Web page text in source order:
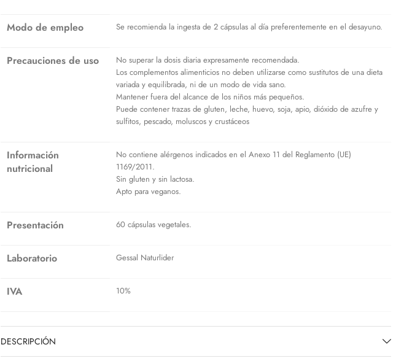
Modo de empleo Se recomienda la ingesta de 2 cápsulas al día preferentemente en el desayuno.
Precauciones de uso
No superar la dosis diaria expresamente recomendada.
Los complementos alimenticios no deben utilizarse como sustitutos de una dieta
variada y equilibrada, ni de un modo de vida sano.
Mantener fuera del alcance de los niños más pequeños.
Puede contener trazas de gluten, leche, huevo, soja, apio, dióxido de azufre y
sulfitos, pescado, moluscos y crustáceos
Información
nutricional
No contiene alérgenos indicados en el Anexo 11 del Reglamento (UE)
1169/2011.
Sin gluten y sin lactosa.
Apto para veganos.
Presentación 60 cápsulas vegetales.
Laboratorio Gessal Naturlider
IVA 10%
DESCRIPCIÓN